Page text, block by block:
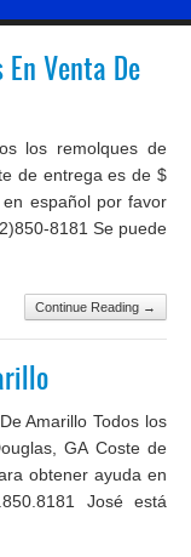
Venta De
los remolques de
de entrega es de $
español por favor
8181 Se puede
Continue Reading →
Amarillo Todos los
GA Coste de
obtener ayuda en
José está